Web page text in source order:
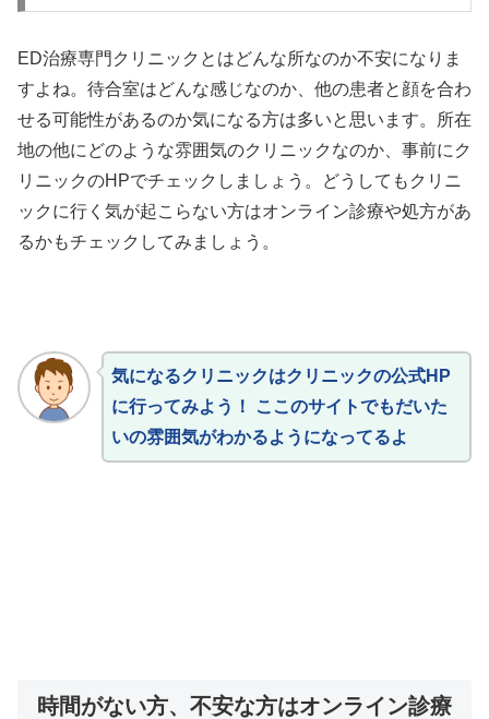
ED治療専門クリニックとはどんな所なのか不安になりま
すよね。待合室はどんな感じなのか、他の患者と顔を合わ
せる可能性があるのか気になる方は多いと思います。所在
地の他にどのような雰囲気のクリニックなのか、事前にク
リニックのHPでチェックしましょう。どうしてもクリニ
ックに行く気が起こらない方はオンライン診療や処方があ
るかもチェックしてみましょう。
気になるクリニックはクリニックの公式HP
に行ってみよう！ ここのサイトでもだいた
いの雰囲気がわかるようになってるよ
時間がない方、不安な方はオンライン診療